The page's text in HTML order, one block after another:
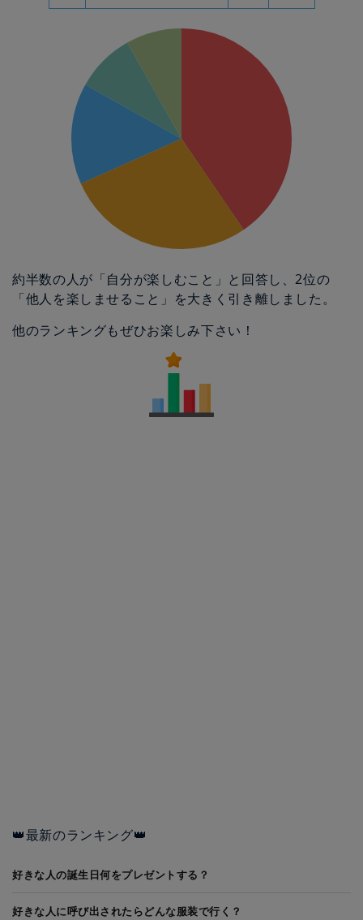
約半数の人が「自分が楽しむこと」と回答し、2位の
「他人を楽しませること」を大きく引き離しました。
他のランキングもぜひお楽しみ下さい！
👑最新のランキング👑
好きな人の誕生日何をプレゼントする？
好きな人に呼び出されたらどんな服装で行く？